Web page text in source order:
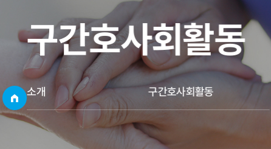
구간호사회활동
소개 구간호사회활동